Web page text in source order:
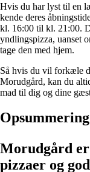
Hvis du har lyst til en
kende deres
kl. 16:00 til kl. 21:00.
yndlingspizza, uanset
tage den med hjem.
Så hvis du vil forkæle
Morudgård, kan du
mad til dig og dine
Opsummering
Morudgård
pizzaer og